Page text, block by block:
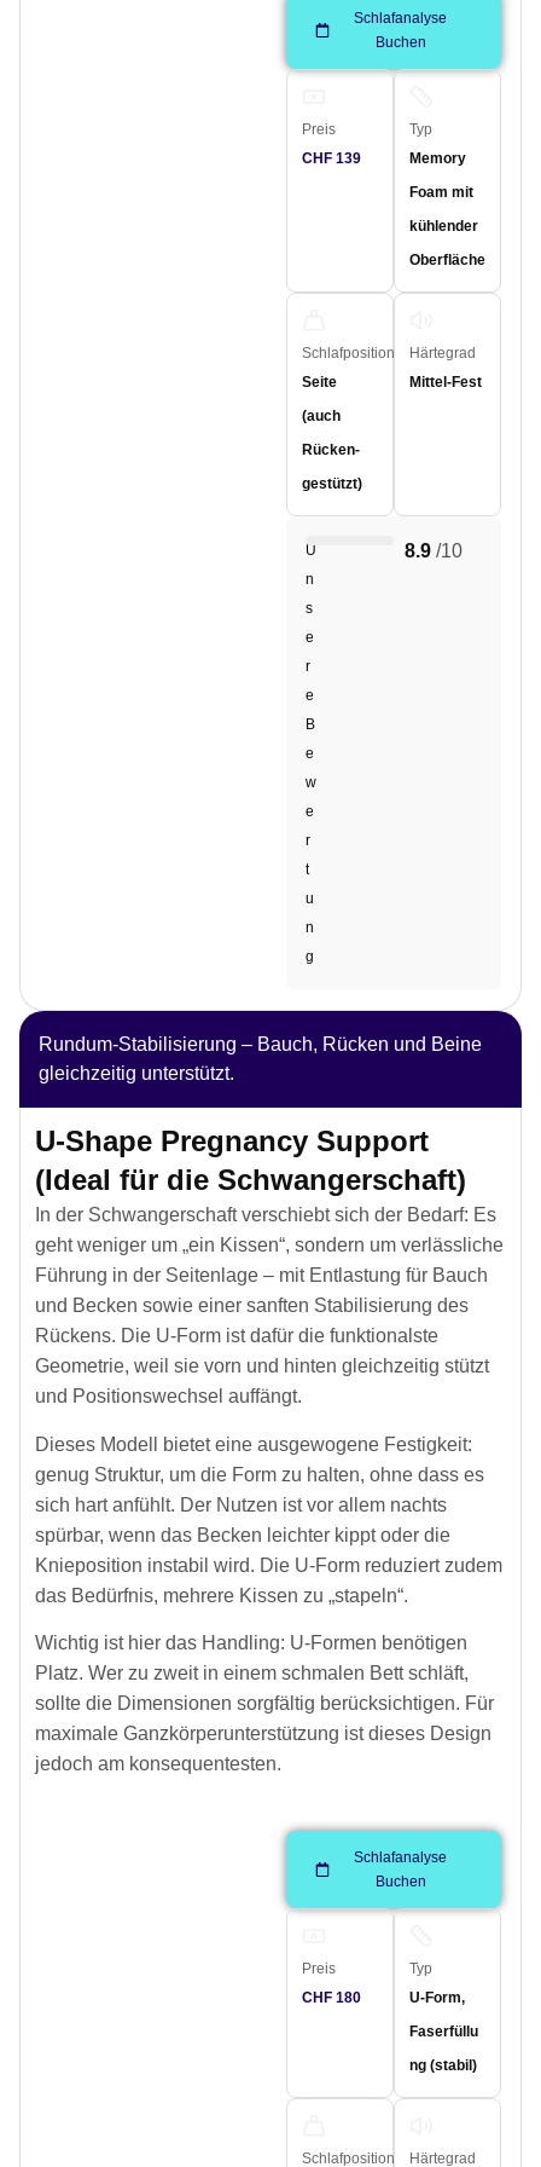
Schlafanalyse
Buchen
Preis
CHF 139
Typ
Memory
Foam mit
kühlender
Oberfläche
Schlafposition
Seite
(auch
Rücken-
gestützt)
Härtegrad
Mittel-Fest
U
n
s
e
r
e
B
e
w
e
r
t
u
n
g
8.9 /10
Rundum-Stabilisierung – Bauch, Rücken und Beine
gleichzeitig unterstützt.
U-Shape Pregnancy Support
(Ideal für die Schwangerschaft)
In der Schwangerschaft verschiebt sich der Bedarf: Es
geht weniger um „ein Kissen“, sondern um verlässliche
Führung in der Seitenlage – mit Entlastung für Bauch
und Becken sowie einer sanften Stabilisierung des
Rückens. Die U-Form ist dafür die funktionalste
Geometrie, weil sie vorn und hinten gleichzeitig stützt
und Positionswechsel auffängt.
Dieses Modell bietet eine ausgewogene Festigkeit:
genug Struktur, um die Form zu halten, ohne dass es
sich hart anfühlt. Der Nutzen ist vor allem nachts
spürbar, wenn das Becken leichter kippt oder die
Knieposition instabil wird. Die U-Form reduziert zudem
das Bedürfnis, mehrere Kissen zu „stapeln“.
Wichtig ist hier das Handling: U-Formen benötigen
Platz. Wer zu zweit in einem schmalen Bett schläft,
sollte die Dimensionen sorgfältig berücksichtigen. Für
maximale Ganzkörperunterstützung ist dieses Design
jedoch am konsequentesten.
Schlafanalyse
Buchen
Preis
CHF 180
Typ
U-Form,
Faserfüllu
ng (stabil)
Schlafposition
Härtegrad